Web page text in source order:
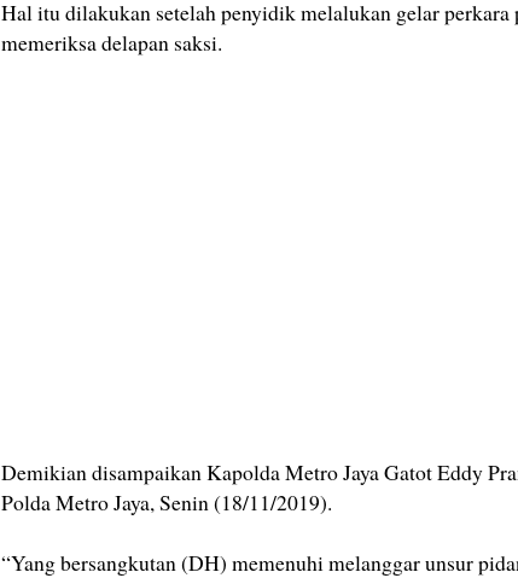
Hal itu dilakukan setelah penyidik melalukan gelar perkara
memeriksa delapan saksi.
Demikian disampaikan Kapolda Metro Jaya Gatot Eddy
Polda Metro Jaya, Senin (18/11/2019).
“Yang bersangkutan (DH) memenuhi melanggar unsur